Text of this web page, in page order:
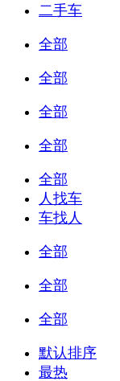
二手车
全部
全部
全部
全部
全部
人找车
车找人
全部
全部
全部
默认排序
最热